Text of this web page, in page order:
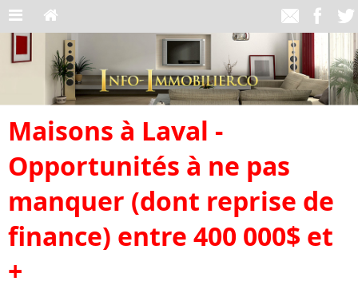
Maisons à Laval -
Opportunités à ne pas
manquer (dont reprise de
finance) entre 400 000$ et
+